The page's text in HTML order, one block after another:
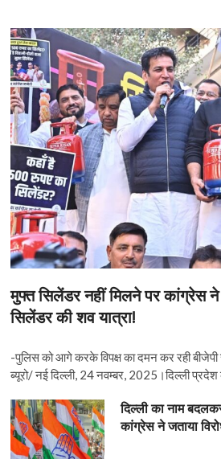
मुफ्त सिलेंडर नहीं मिलने पर कांग्रेस
सिलेंडर की शव यात्रा!
-पुलिस को आगे करके विपक्ष का दमन कर रही
ब्यूरो/ नई दिल्ली, 24 नवम्बर, 2025।दिल्ली
दिल्ली का नाम
कांग्रेस ने जताया